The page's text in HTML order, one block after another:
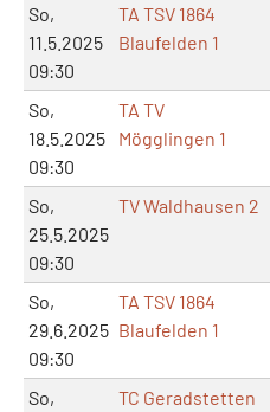
So,
11.5.2025
09:30
TA TSV 1864
Blaufelden 1
So,
18.5.2025
09:30
TA TV
Mögglingen 1
So,
25.5.2025
09:30
TV Waldhausen 2
So,
29.6.2025
09:30
TA TSV 1864
Blaufelden 1
So,
TC Geradstetten